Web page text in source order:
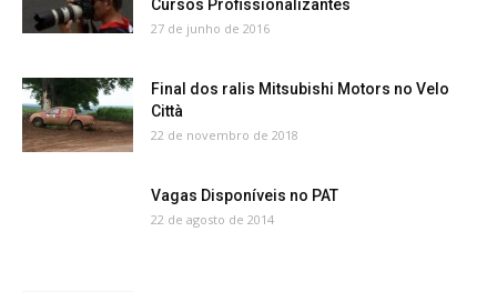
Cursos Profissionalizantes
27 de junho de 2016
Final dos ralis Mitsubishi Motors no Velo
Città
22 de novembro de 2018
Vagas Disponíveis no PAT
22 de agosto de 2014